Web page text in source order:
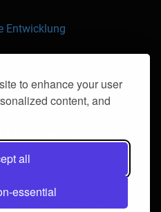
to enhance your user
content, and
all
essential
Entwicklung
Sie uns
rechte vorbehalten.